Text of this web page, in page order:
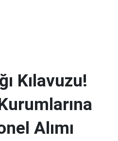
Kılavuzu!
Alımı